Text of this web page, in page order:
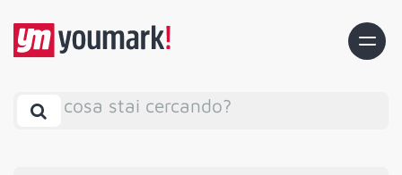
cosa stai cercando?